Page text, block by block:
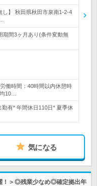
し】 秋田県秋田市泉南1-2-4
期間3ヶ月あり(条件変動無
働時間：40時間以内休憩時
10…
有* 年間休日110日* 夏季休
気になる
！＞◎残業少なめ◎確定拠出年